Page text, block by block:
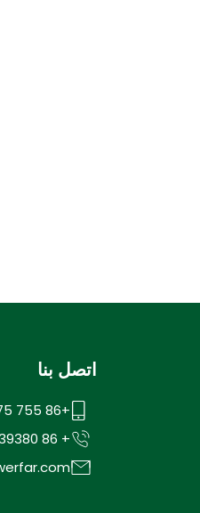
اتصل بنا
+86 755 26741375 26741256
+ 86 13602539380